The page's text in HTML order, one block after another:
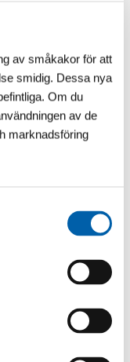
av småkakor för att
smidig. Dessa nya
Om du
av de
marknadsföring
KÖP
KÖP